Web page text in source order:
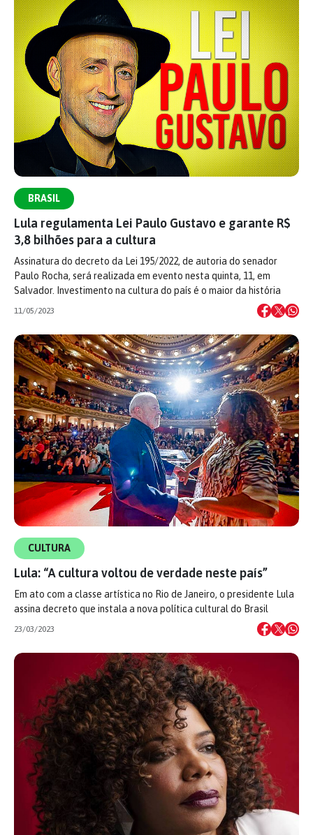
BRASIL
Lula regulamenta Lei Paulo Gustavo e garante R$
3,8 bilhões para a cultura
Assinatura do decreto da Lei 195/2022, de autoria do senador
Paulo Rocha, será realizada em evento nesta quinta, 11, em
Salvador. Investimento na cultura do país é o maior da história
11/05/2023
CULTURA
Lula: “A cultura voltou de verdade neste país”
Em ato com a classe artística no Rio de Janeiro, o presidente Lula
assina decreto que instala a nova política cultural do Brasil
23/03/2023